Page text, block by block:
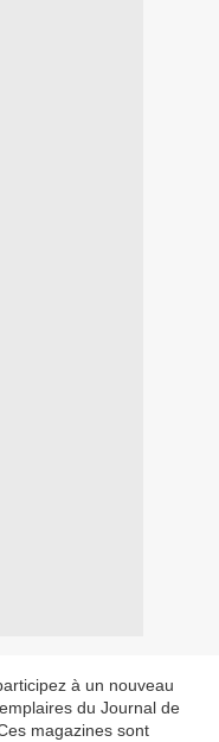
à un nouveau
du Journal de
magazines sont